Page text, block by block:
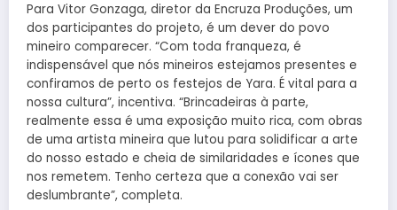
Para Vitor Gonzaga, diretor da Encruza Produções, um
dos participantes do projeto, é um dever do povo
mineiro comparecer. “Com toda franqueza, é
indispensável que nós mineiros estejamos presentes e
confiramos de perto os festejos de Yara. É vital para a
nossa cultura”, incentiva. “Brincadeiras à parte,
realmente essa é uma exposição muito rica, com obras
de uma artista mineira que lutou para solidificar a arte
do nosso estado e cheia de similaridades e ícones que
nos remetem. Tenho certeza que a conexão vai ser
deslumbrante”, completa.